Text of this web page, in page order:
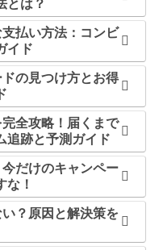
とは？
払い方法：コンビ
イド
の見つけ方とお得
全攻略！届くまで
追跡と予測ガイド
だけのキャンペー
な！
？原因と解決策を